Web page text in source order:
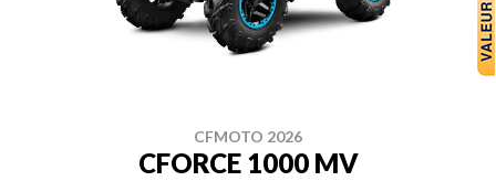
CFMOTO 2026
CFORCE 1000 MV